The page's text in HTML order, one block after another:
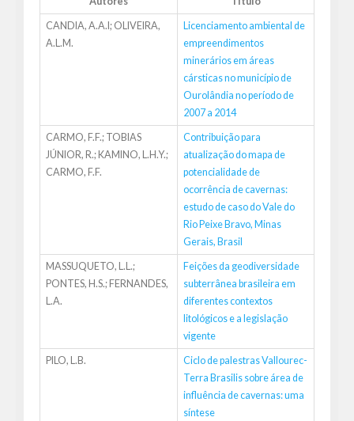
CANDIA, A.A.I; OLIVEIRA,
A.L.M.
Licenciamento ambiental de
empreendimentos
minerários em áreas
cársticas no município de
Ourolândia no período de
2007 a 2014
CARMO, F.F.; TOBIAS
JÚNIOR, R.; KAMINO, L.H.Y.;
CARMO, F.F.
Contribuição para
atualização do mapa de
potencialidade de
ocorrência de cavernas:
estudo de caso do Vale do
Rio Peixe Bravo, Minas
Gerais, Brasil
MASSUQUETO, L.L.;
PONTES, H.S.; FERNANDES,
L.A.
Feições da geodiversidade
subterrânea brasileira em
diferentes contextos
litológicos e a legislação
vigente
PILO, L.B.
Ciclo de palestras Vallourec-
Terra Brasilis sobre área de
influência de cavernas: uma
síntese